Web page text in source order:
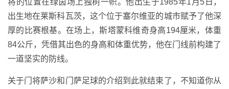
出生地在莱斯科瓦茨，这个位于塞尔维亚的城市赋予了他深
厚的比赛根基。在场上，斯塔蒙科维奇身高194厘米，体重
84公斤，凭借其出色的身高和体重优势，他在门线前构建了
一道坚实的防线。
关于门将萨沙和门萨足球的介绍到此就结束了，不知道你从